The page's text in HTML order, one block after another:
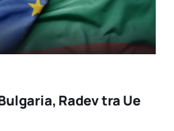
Radev tra Ue